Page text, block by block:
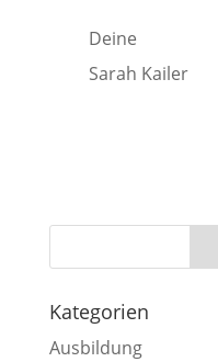
Deine
Sarah Kailer
Kategorien
Ausbildung